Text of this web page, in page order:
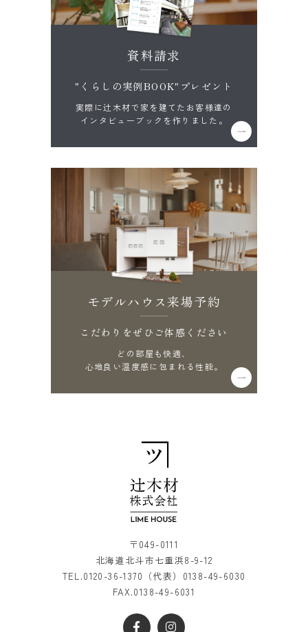
資料請求
"くらしの実例BOOK"プレゼント
実際に辻木材で家を建てたお客様達の
インタビューブックを作りました。
モデルハウス来場予約
こだわりをぜひご体感ください
どの部屋も快適、
心地良い温度感に包まれる性能。
〒049-0111
北海道北斗市七重浜8-9-12
TEL.0120-36-1370 （代表） 0138-49-6030
FAX.0138-49-6031